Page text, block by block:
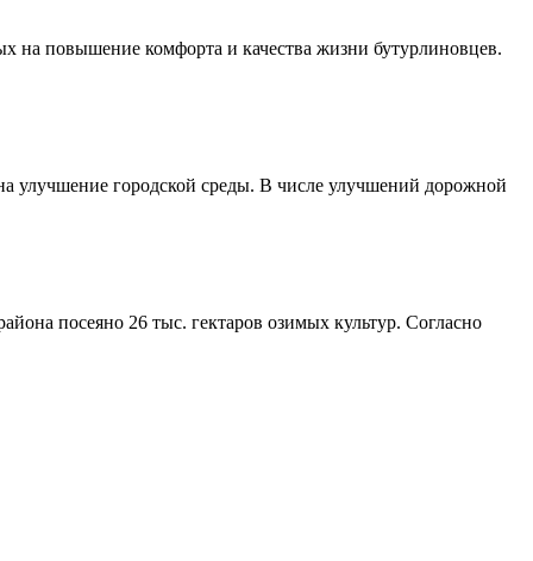
на повышение комфорта и качества жизни бутурлиновцев.
улучшение городской среды. В числе улучшений дорожной
посеяно 26 тыс. гектаров озимых культур. Согласно